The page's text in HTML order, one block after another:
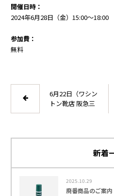
開催日時：
2024年6月28日（金）15:00～18:00
参加費：
無料
6月22日（ワシン
トン靴店 阪急三
新着
2025.10.29
廃番商品のご案内